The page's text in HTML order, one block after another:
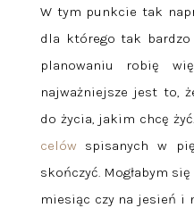
W tym punkcie tak
dla którego tak bardzo
planowaniu robię
najważniejsze jest to,
do życia, jakim chcę
celów spisanych w
skończyć. Mogłabym
miesiąc czy na jesień i